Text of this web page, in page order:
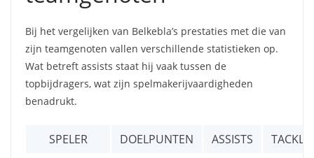
Bij het vergelijken van Belkebla’s prestaties met die van
zijn teamgenoten vallen verschillende statistieken op.
Wat betreft assists staat hij vaak tussen de
topbijdragers, wat zijn spelmakerijvaardigheden
benadrukt.
SPELER DOELPUNTEN ASSISTS